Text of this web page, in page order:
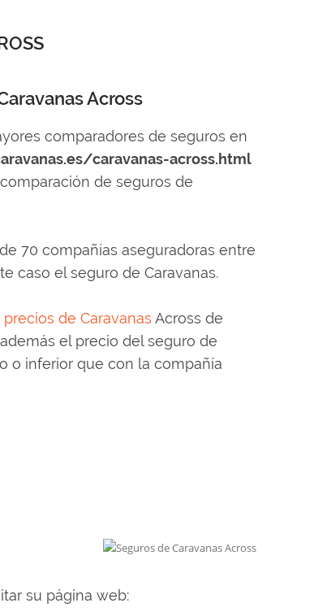
Across
comparadores de seguros en
caravanas-across.html
de seguros de
70 compañías aseguradoras entre
caso el seguro de Caravanas.
de Caravanas Across de
el precio del seguro de
o inferior que con la compañía
su página web: